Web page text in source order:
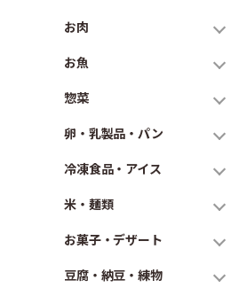
お肉
お魚
惣菜
卵・乳製品・パン
冷凍食品・アイス
米・麺類
お菓子・デザート
豆腐・納豆・練物